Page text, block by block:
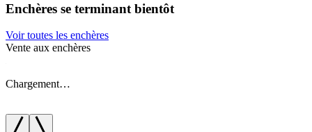
Enchères se terminant bientôt
Voir toutes les enchères
Vente aux enchères
Chargement…